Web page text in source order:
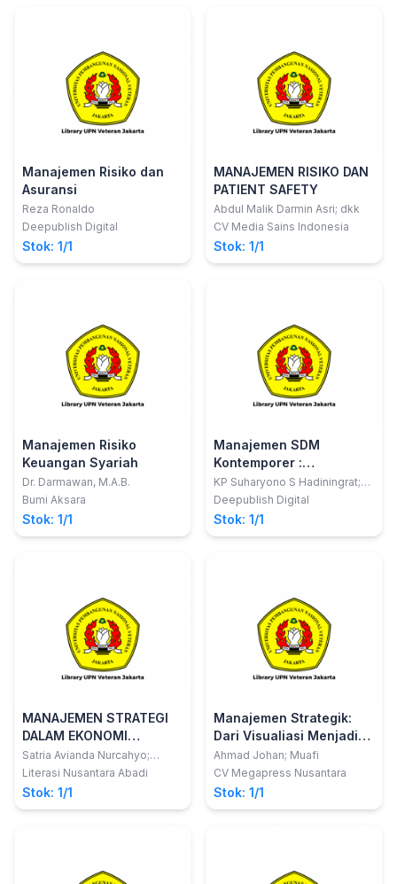
Manajemen Risiko dan
Asuransi
Reza Ronaldo
Deepublish Digital
Stok: 1/1
MANAJEMEN RISIKO DAN
PATIENT SAFETY
Abdul Malik Darmin Asri; dkk
CV Media Sains Indonesia
Stok: 1/1
Manajemen Risiko
Keuangan Syariah
Dr. Darmawan, M.A.B.
Bumi Aksara
Stok: 1/1
Manajemen SDM
Kontemporer :
Transformasi
Ketenagakerjaan
Indonesia Menuju Era
Revolusi Industri 4.0 :
KP Suharyono S Hadiningrat;
Laksma TNI Trismawan
Djonisajoko; Teguh Yuwono
Deepublish Digital
Stok: 1/1
MANAJEMEN STRATEGI
DALAM EKONOMI
SYARIAH
Satria Avianda Nurcahyo;
Meida Rachmawati
Literasi Nusantara Abadi
Stok: 1/1
Manajemen Strategik:
Dari Visualiasi Menjadi
Aksi
Ahmad Johan; Muafi
CV Megapress Nusantara
Stok: 1/1